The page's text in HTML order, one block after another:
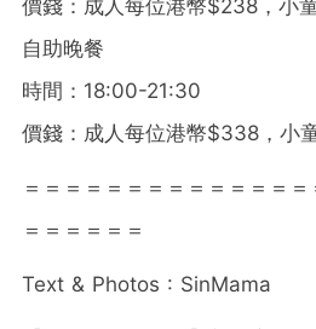
價錢：成人每位港幣$238，小
自助晚餐
時間：18:00-21:30
價錢：成人每位港幣$338，小
＝＝＝＝＝＝＝＝＝＝＝＝＝
＝＝＝＝＝＝
Text & Photos : SinMama